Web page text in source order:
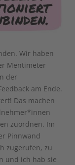
Wir haben
Mentimeter
der
am Ende.
Das machen
zuordnen. Im
Pinnwand
zugerufen, zu
und ich hab sie